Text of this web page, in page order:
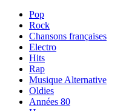
Pop
Rock
Chansons françaises
Electro
Hits
Rap
Musique Alternative
Oldies
Années 80